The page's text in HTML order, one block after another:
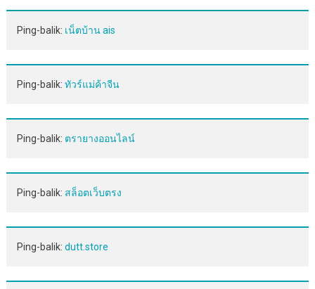
Ping-balik: เน็ตบ้าน ais
Ping-balik: ทัวร์แม่ค้าจีน
Ping-balik: ตรายางออนไลน์
Ping-balik: สล็อตเว็บตรง
Ping-balik: dutt.store